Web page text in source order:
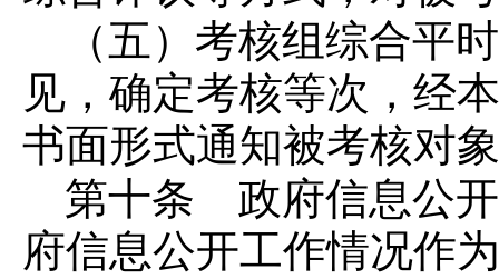
（五）考核组综合平
见，确定考核等次，经
书面形式通知被考核对
第十条 政府信息公开
府信息公开工作情况作